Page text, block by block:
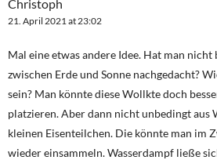
Christoph
21. April 2021 at 23:02
Mal eine etwas andere Idee. Hat man nicht
zwischen Erde und Sonne nachgedacht?
sein? Man könnte diese Wollkte doch
platzieren. Aber dann nicht unbedingt aus
kleinen Eisenteilchen. Die könnte man im
wieder einsammeln. Wasserdampf ließe